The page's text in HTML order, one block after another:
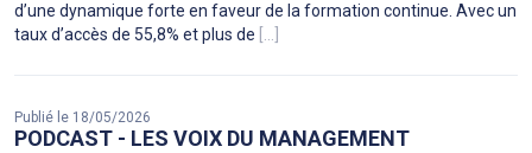
d’une dynamique forte en faveur de la formation continue. Avec un
taux d’accès de 55,8% et plus de [...]
Publié le 18/05/2026
PODCAST - LES VOIX DU MANAGEMENT